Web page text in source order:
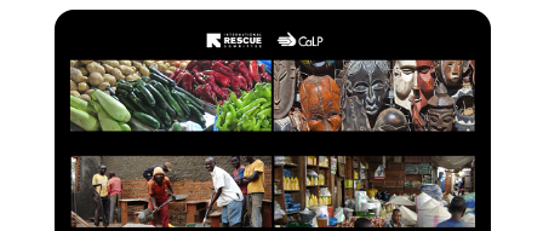
of particular relevance for this audience.
Introduction to Market Analysis